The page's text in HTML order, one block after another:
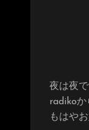
夜は夜で
radikoか
もはや